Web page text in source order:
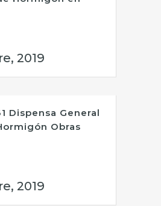
2019
Dispensa General
Obras
2019